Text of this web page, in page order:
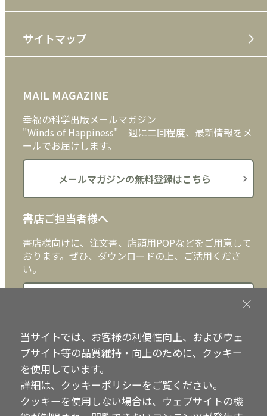
CD
DVD・ブルーレイ
外国語
特定商取引法
プライバシーポリシー
クッキーポリシー
メディア・ライブラリー
サイトマップ
MAIL MAGAZINE
幸福の科学出版メールマガジン
"Winds of Happiness" 週に二回程度、最新情報をメ
ールでお届けします。
メールマガジンの無料登録はこちら
書店ご担当者様へ
書店様向けに、注文書、店頭用POPなどをご用意して
おります。ぜひ、ダウンロードの上、ご活用くださ
い。
Copyright © IRH Press Co.,Ltd. All Rights Reserved.
当サイトでは、お客様の利便性向上、およびウェ
ブサイト等の品質維持・向上のために、クッキー
を使用しています。
詳細は、 クッキーポリシーをご覧ください。
クッキーを使用しない場合は、ウェブサイトの機